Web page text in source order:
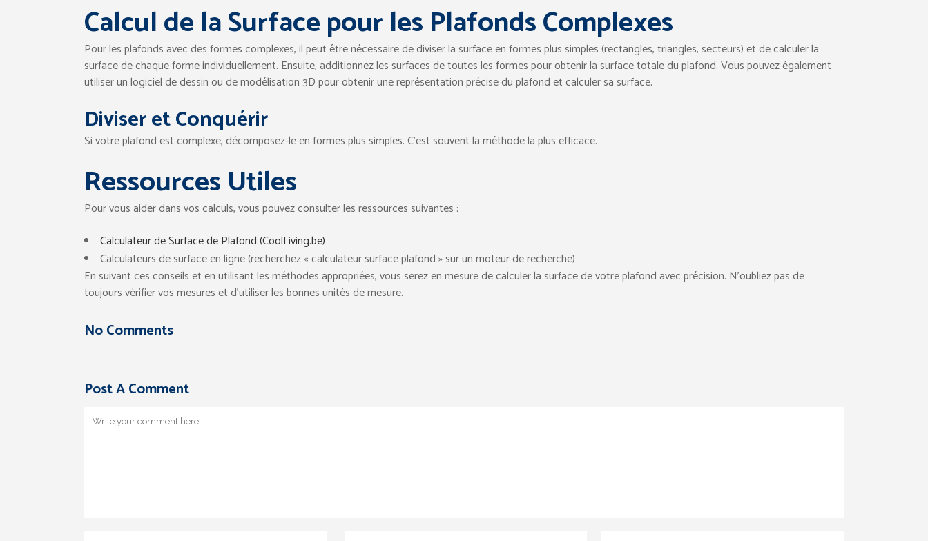
Calcul de la Surface pour les Plafonds Complexes
Pour les plafonds avec des formes complexes, il peut être nécessaire de diviser la surface en formes plus simples (rectangles, triangles, secteurs) et de calculer la
surface de chaque forme individuellement. Ensuite, additionnez les surfaces de toutes les formes pour obtenir la surface totale du plafond. Vous pouvez également
utiliser un logiciel de dessin ou de modélisation 3D pour obtenir une représentation précise du plafond et calculer sa surface.
Diviser et Conquérir
Si votre plafond est complexe, décomposez-le en formes plus simples. C’est souvent la méthode la plus efficace.
Ressources Utiles
Pour vous aider dans vos calculs, vous pouvez consulter les ressources suivantes :
Calculateur de Surface de Plafond (CoolLiving.be)
Calculateurs de surface en ligne (recherchez « calculateur surface plafond » sur un moteur de recherche)
En suivant ces conseils et en utilisant les méthodes appropriées, vous serez en mesure de calculer la surface de votre plafond avec précision. N’oubliez pas de
toujours vérifier vos mesures et d’utiliser les bonnes unités de mesure.
No Comments
Post A Comment